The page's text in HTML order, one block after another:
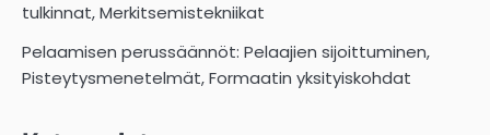
tulkinnat, Merkitsemistekniikat
Pelaamisen perussäännöt: Pelaajien sijoittuminen,
Pisteytysmenetelmät, Formaatin yksityiskohdat